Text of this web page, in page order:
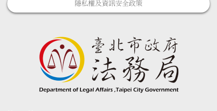
隱私權及資訊安全政策